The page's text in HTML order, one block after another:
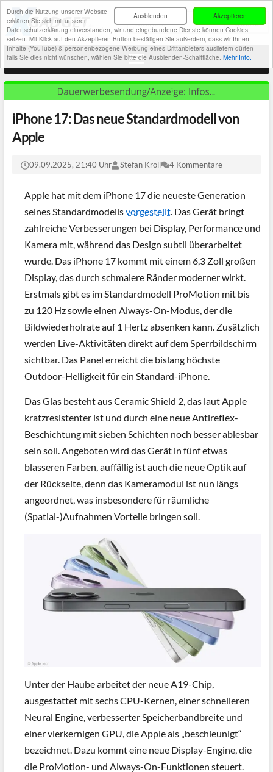
Akzeptieren
Ausblenden
Durch die Nutzung unserer Website
erklären Sie sich mit unserer
Datenschutzerklärung einverstanden, wir und eingebundene Dienste können Cookies
setzen. Mit Klick auf den Akzeptieren-Button bestätigen Sie außerdem, dass wir Ihnen
Inhalte (YouTube) & personenbezogene Werbung eines Drittanbieters ausliefern dürfen -
falls Sie dies nicht wünschen, wählen Sie bitte die Ausblenden-Schaltfläche. Mehr Info.
iPhone 17: Das neue Standardmodell von
Apple
09.09.2025, 21:40 Uhr Stefan Kröll 4 Kommentare
Apple hat mit dem iPhone 17 die neueste Generation
seines Standardmodellsvorgestellt. Das Gerät bringt
zahlreiche Verbesserungen bei Display, Performance und
Kamera mit, während das Design subtil überarbeitet
wurde. Das iPhone 17 kommt mit einem 6,3 Zoll großen
Display, das durch schmalere Ränder moderner wirkt.
Erstmals gibt es im Standardmodell ProMotion mit bis
zu 120 Hz sowie einen Always-On-Modus, der die
Bildwiederholrate auf 1 Hertz absenken kann. Zusätzlich
werden Live-Aktivitäten direkt auf dem Sperrbildschirm
sichtbar. Das Panel erreicht die bislang höchste
Outdoor-Helligkeit für ein Standard-iPhone.
Das Glas besteht aus Ceramic Shield 2, das laut Apple
kratzresistenter ist und durch eine neue Antireflex-
Beschichtung mit sieben Schichten noch besser ablesbar
sein soll. Angeboten wird das Gerät in fünf etwas
blasseren Farben, auffällig ist auch die neue Optik auf
der Rückseite, denn das Kameramodul ist nun längs
angeordnet, was insbesondere für räumliche
(Spatial-)Aufnahmen Vorteile bringen soll.
Unter der Haube arbeitet der neue A19-Chip,
ausgestattet mit sechs CPU-Kernen, einer schnelleren
Neural Engine, verbesserter Speicherbandbreite und
einer vierkernigen GPU, die Apple als „beschleunigt“
bezeichnet. Dazu kommt eine neue Display-Engine, die
die ProMotion- und Always-On-Funktionen steuert.